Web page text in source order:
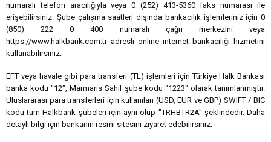
numaralı telefon aracılığıyla veya 0 (252) 413-5360 faks numarası ile
erişebilirsiniz. Şube çalışma saatleri dışında bankacılık işlemleriniz için 0
(850) 222 0 400 numaralı çağrı merkezini veya
https://www.halkbank.com.tr adresli online internet bankacılığı hizmetini
kullanabilirsiniz.
EFT veya havale gibi para transferi (TL) işlemleri için Türkiye Halk Bankası
banka kodu "12", Marmaris Sahil şube kodu "1223" olarak tanımlanmıştır.
Uluslararası para transferleri için kullanılan (USD, EUR ve GBP) SWIFT / BIC
kodu tüm Halkbank şubeleri için aynı olup "TRHBTR2A" şeklindedir. Daha
detaylı bilgi için bankanın resmi sitesini ziyaret edebilirsiniz.